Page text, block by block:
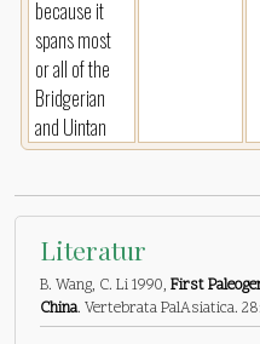
because it
spans most
or all of the
Bridgerian
and Uintan
Literatur
B. Wang, C. Li 1990, First
China. Vertebrata PalAsiatica.